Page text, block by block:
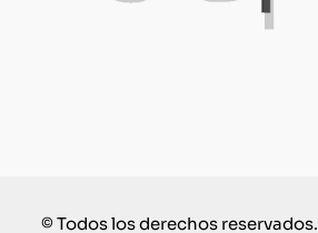
© Todos los derechos